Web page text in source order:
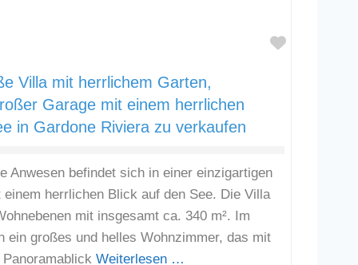
Favorit
Villa mit herrlichem Garten,
Garage mit einem herrlichen
in Gardone Riviera zu verkaufen
Anwesen befindet sich in einer einzigartigen
herrlichen Blick auf den See. Die Villa
mit insgesamt ca. 340 m². Im
ein großes und helles Wohnzimmer, das mit
Weiterlesen …